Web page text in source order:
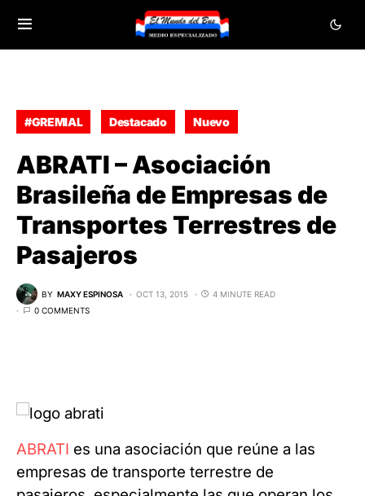
#GREMIAL Destacado Nuevo
ABRATI – Asociación
Brasileña de Empresas de
Transportes Terrestres de
Pasajeros
BY MAXY ESPINOSA OCT 13, 2015
4 MINUTE READ
0 COMMENTS
ABRATI es una asociación que reúne a las
empresas de transporte terrestre de